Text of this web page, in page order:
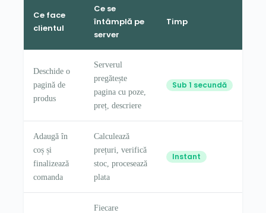
Ce face
clientul
Ce se
întâmplă pe
server
Timp
Deschide o
pagină de
produs
Serverul
pregătește
pagina cu poze,
preț, descriere
Sub 1 secundă
Adaugă în
coș și
finalizează
comanda
Calculează
prețuri, verifică
stoc, procesează
plata
Instant
Fiecare